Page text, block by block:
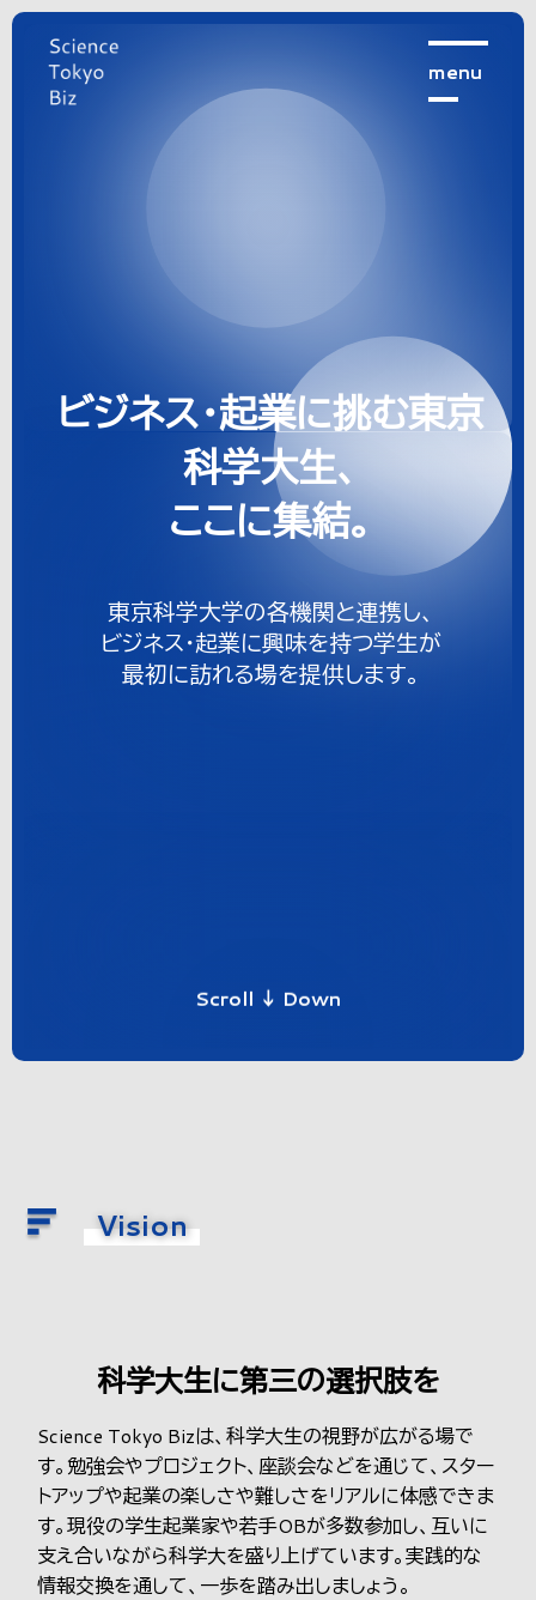
menu
ビジネス・起業に挑む東京
科学大生、
ここに集結。
東京科学大学の各機関と連携し、
ビジネス・起業に興味を持つ学生が
最初に訪れる場を提供します。
Scroll ↓ Down
Vision
科学大生に第三の選択肢を
Science Tokyo Bizは、科学大生の視野が広がる場で
す。勉強会やプロジェクト、座談会などを通じて、スター
トアップや起業の楽しさや難しさをリアルに体感できま
す。現役の学生起業家や若手OBが多数参加し、互いに
支え合いながら科学大を盛り上げています。実践的な
情報交換を通して、一歩を踏み出しましょう。